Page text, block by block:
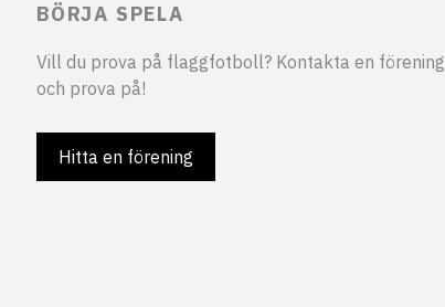
BÖRJA SPELA
Vill du prova på flaggfotboll? Kontakta en förening
och prova på!
Hitta en förening